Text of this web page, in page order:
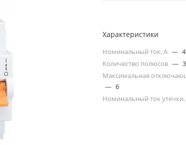
Характеристики
Номинальный ток, А —
Количество полюсов —
Максимальная
— 6
Номинальный ток